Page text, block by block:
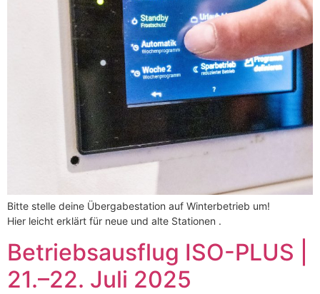
Bitte stelle deine Übergabestation auf Winterbetrieb um!
Hier leicht erklärt für neue und alte Stationen .
Betriebsausflug ISO-PLUS |
21.–22. Juli 2025